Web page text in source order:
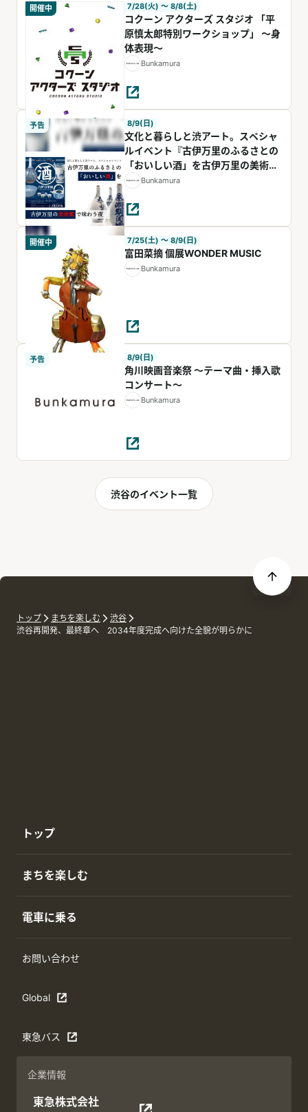
開催中 7/28(火) 〜 8/8(土)
コクーン アクターズ スタジオ 「平
原慎太郎特別ワークショップ」 ～身
体表現～
Bunkamura
予告 8/9(日)
文化と暮らしと渋アート。スペシャ
ルイベント『古伊万里のふるさとの
「おいしい酒」を古伊万里の美術館
で味わう夜』
Bunkamura
開催中 7/25(土) 〜 8/9(日)
富田菜摘 個展WONDER MUSIC
Bunkamura
予告 8/9(日)
⾓川映画⾳楽祭 〜テーマ曲・挿⼊歌
コンサート〜
Bunkamura
渋谷のイベント一覧
トップ まちを楽しむ
渋谷
渋谷再開発、最終章へ 2034年度完成へ向けた全貌が明らかに
トップ
まちを楽しむ
電車に乗る
お問い合わせ
Global
東急バス
企業情報
東急株式会社